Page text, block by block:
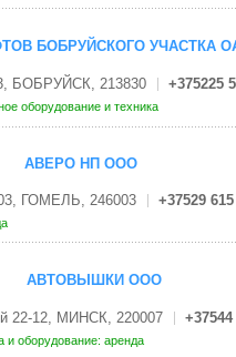
БОБРУЙСКОГО УЧАСТКА
БОБРУЙСК, 213830 +375225
оборудование и техника
АВЕРО НП ООО
ГОМЕЛЬ, 246003 +37529
АВТОВЫШКИ ООО
22-12, МИНСК, 220007
и оборудование: аренда